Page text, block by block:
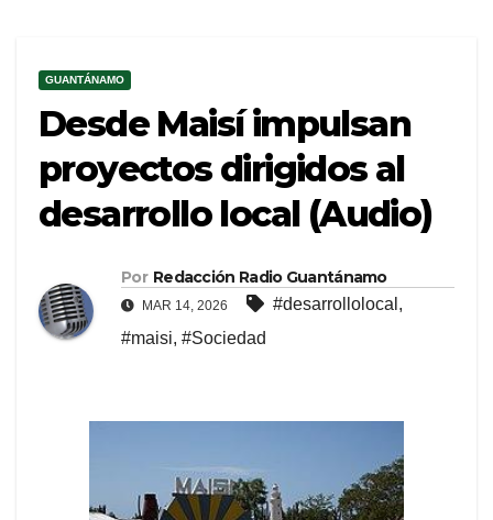
GUANTÁNAMO
Desde Maisí impulsan
proyectos dirigidos al
desarrollo local (Audio)
Por Redacción Radio Guantánamo
MAR 14, 2026 #desarrollolocal ,
#maisi, #Sociedad